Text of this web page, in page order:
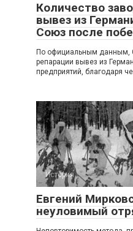
Количество
вывез из
Союз после
По официальным данным,
репарации вывез из
предприятий, благодаря
История
Евгений
неуловимый